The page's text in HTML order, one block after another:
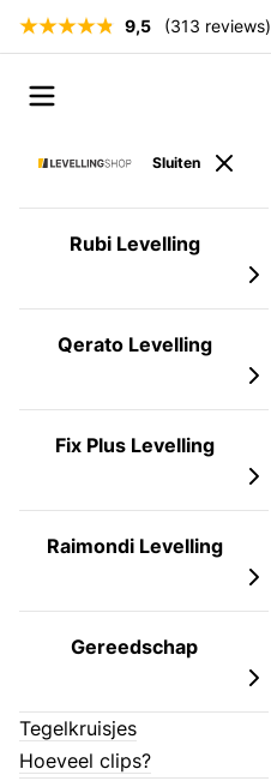
9,5 (313 reviews)
Open menu
Sluiten
Rubi Levelling
Qerato Levelling
Fix Plus Levelling
Raimondi Levelling
Gereedschap
Tegelkruisjes
Hoeveel clips?